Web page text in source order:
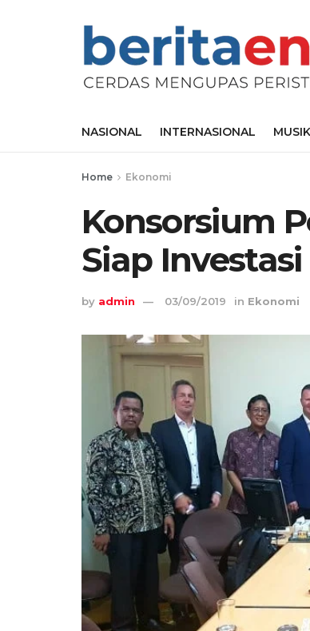
NASIONAL INTERNASIONAL MUSIK
Home Ekonomi
Konsorsium
Siap
by admin 03/09/2019 in Ekonomi